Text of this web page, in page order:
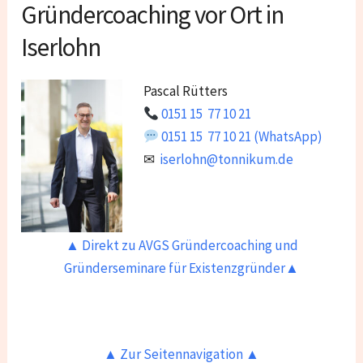
Gründercoaching vor Ort in
Iserlohn
Pascal Rütters
0151 15 77 10 21
0151 15 77 10 21 (WhatsApp)
✉ iserlohn@tonnikum.de
▲ Direkt zu AVGS Gründercoaching und
Gründerseminare für Existenzgründer▲
▲ Zur Seitennavigation ▲